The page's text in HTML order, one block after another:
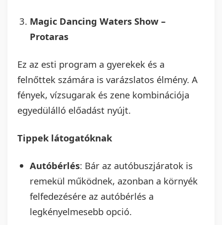
Magic Dancing Waters Show –
Protaras
Ez az esti program a gyerekek és a
felnőttek számára is varázslatos élmény. A
fények, vízsugarak és zene kombinációja
egyedülálló előadást nyújt.
Tippek látogatóknak
Autóbérlés: Bár az autóbuszjáratok is
remekül működnek, azonban a környék
felfedezésére az autóbérlés a
legkényelmesebb opció.